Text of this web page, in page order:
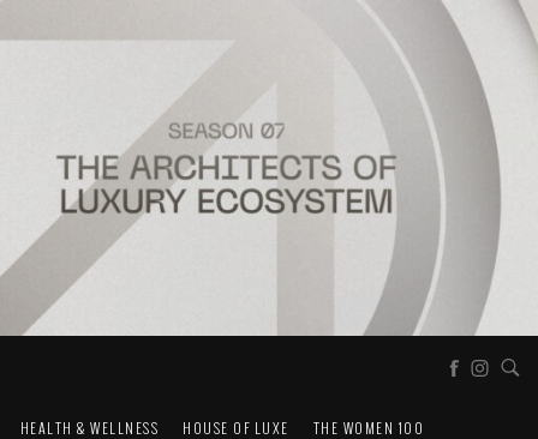
HEALTH & WELLNESS HOUSE OF LUXE THE WOMEN 100